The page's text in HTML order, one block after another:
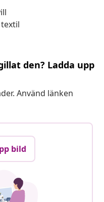
den? Ladda upp
Använd länken
bild